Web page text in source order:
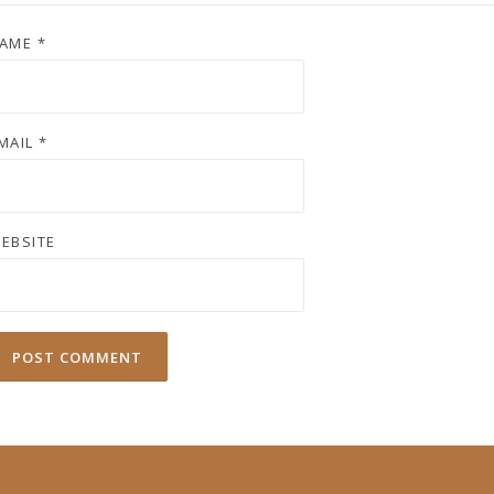
*
*